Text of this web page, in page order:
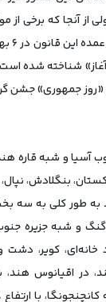
ولی از آنجا که برخی
شناخته شده‌
«روز جمهوری» جشن
آسیا و شبه قاره
بنگلادش،
به طور کلی به سه
گنگ و شبه جزیره
خانه‌ای، کویر،
در اقیانوس هند،